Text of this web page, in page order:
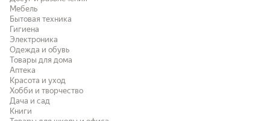
Мебель
Бытовая техника
Гигиена
Электроника
Одежда и обувь
Товары для дома
Аптека
Красота и уход
Хобби и творчество
Дача и сад
Книги